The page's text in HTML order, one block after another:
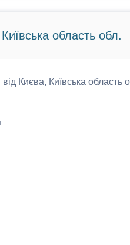
область обл.
від Києва, Київська